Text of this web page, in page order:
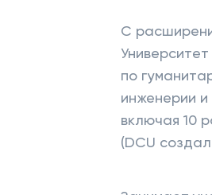
С
по
инженерии и
включая 10
(DCU